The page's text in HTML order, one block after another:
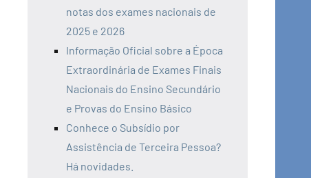
notas dos exames nacionais de
2025 e 2026
Informação Oficial sobre a Época
Extraordinária de Exames Finais
Nacionais do Ensino Secundário
e Provas do Ensino Básico
Conhece o Subsídio por
Assistência de Terceira Pessoa?
Há novidades.